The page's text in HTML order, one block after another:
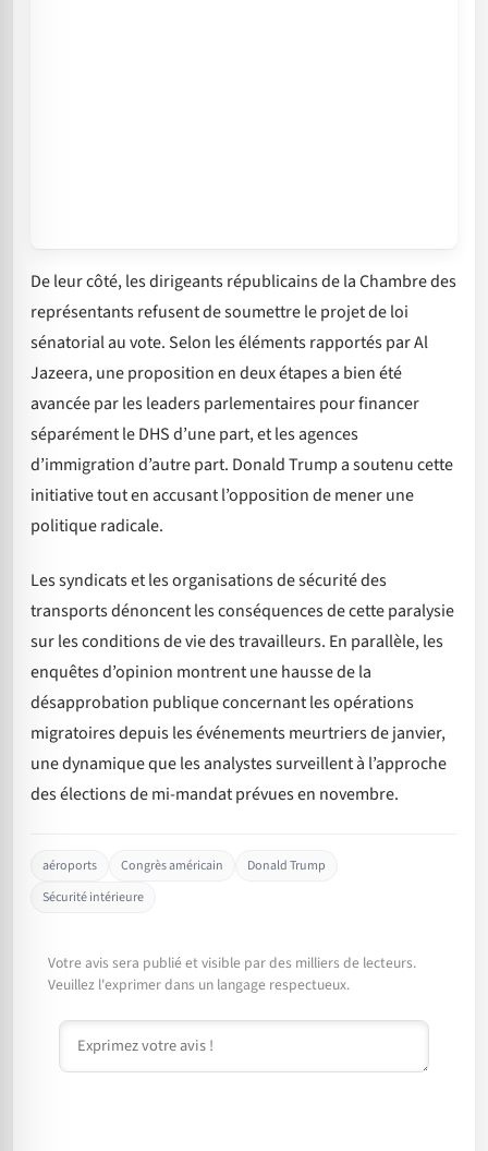
De leur côté, les dirigeants républicains de la Chambre des
représentants refusent de soumettre le projet de loi
sénatorial au vote. Selon les éléments rapportés par Al
Jazeera, une proposition en deux étapes a bien été
avancée par les leaders parlementaires pour financer
séparément le DHS d’une part, et les agences
d’immigration d’autre part. Donald Trump a soutenu cette
initiative tout en accusant l’opposition de mener une
politique radicale.
Les syndicats et les organisations de sécurité des
transports dénoncent les conséquences de cette paralysie
sur les conditions de vie des travailleurs. En parallèle, les
enquêtes d’opinion montrent une hausse de la
désapprobation publique concernant les opérations
migratoires depuis les événements meurtriers de janvier,
une dynamique que les analystes surveillent à l’approche
des élections de mi-mandat prévues en novembre.
aéroports Congrès américain
Donald Trump
Sécurité intérieure
Votre avis sera publié et visible par des milliers de lecteurs.
Veuillez l'exprimer dans un langage respectueux.
Commentaire